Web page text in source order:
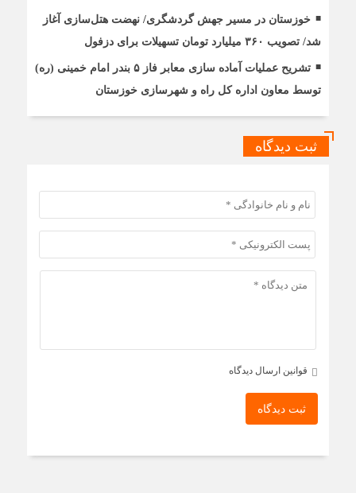
خوزستان در مسیر جهش گردشگری/ نهضت هتل‌سازی آغاز
شد/ تصویب ۳۶۰ میلیارد تومان تسهیلات برای دزفول
تشریح عملیات آماده سازی معابر فاز ۵ بندر امام خمینی (ره)
توسط معاون اداره کل راه و شهرسازی خوزستان
ثبت دیدگاه
قوانین ارسال دیدگاه
ثبت دیدگاه